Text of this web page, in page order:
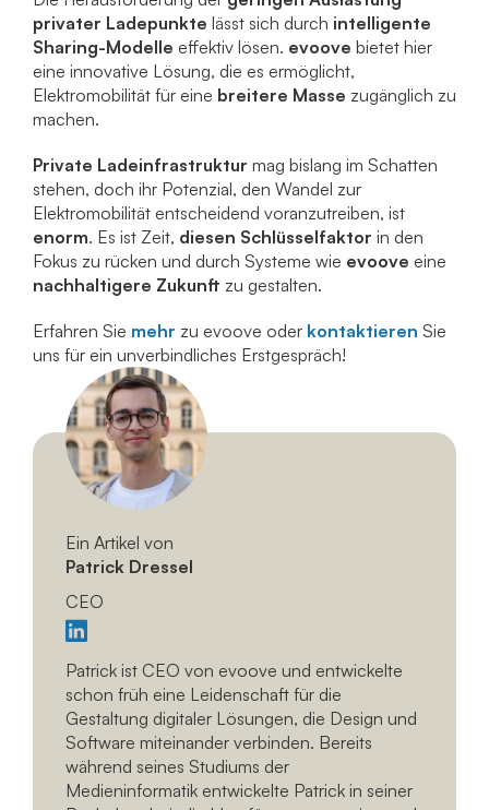
privater Ladepunkte lässt sich durch intelligente
Sharing-Modelle effektiv lösen. evoove bietet hier
eine innovative Lösung, die es ermöglicht,
Elektromobilität für eine breitere Masse zugänglich zu
machen.
Private Ladeinfrastruktur mag bislang im Schatten
stehen, doch ihr Potenzial, den Wandel zur
Elektromobilität entscheidend voranzutreiben, ist
enorm. Es ist Zeit, diesen Schlüsselfaktor in den
Fokus zu rücken und durch Systeme wie evoove eine
nachhaltigere Zukunft zu gestalten.
Erfahren Sie mehr zu evoove oder kontaktieren Sie
uns für ein unverbindliches Erstgespräch!
Ein Artikel von
Patrick Dressel
CEO
Patrick ist CEO von evoove und entwickelte
schon früh eine Leidenschaft für die
Gestaltung digitaler Lösungen, die Design und
Software miteinander verbinden. Bereits
während seines Studiums der
Medieninformatik entwickelte Patrick in seiner